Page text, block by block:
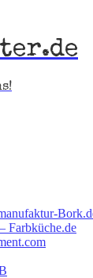
Farbküche.de